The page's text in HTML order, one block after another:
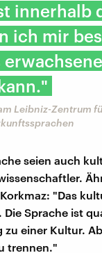
innerhalb
ich mir
Leibniz-Zentrum
seien auch
"Das
Sprache ist
einer Kultur.
trennen."